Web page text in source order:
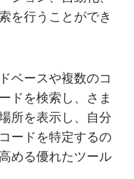
を行うことができ
ベースや複数のコ
ドを検索し、さま
所を表示し、自分
ードを特定するの
める優れたツール